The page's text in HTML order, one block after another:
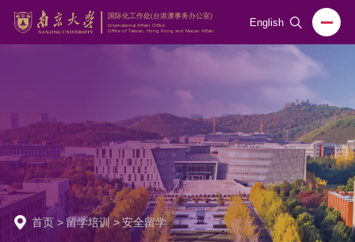
English
首页 > 留学培训 > 安全留学